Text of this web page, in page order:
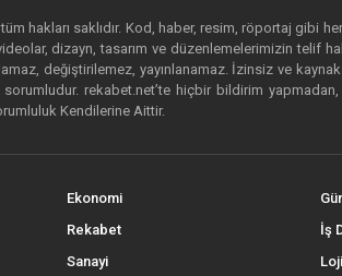
hakları saklıdır. Kod, haber, resim, röportaj gibi
dizayn, tasarım ve düzenlemelerimizin telif
değiştirilemez, yayınlanamaz. İzinsiz ve
sorumludur. rekabet.net’te hiçbir bildirim
Kendilerine Aittir.
Ekonomi
Rekabet
Sanayi
İş